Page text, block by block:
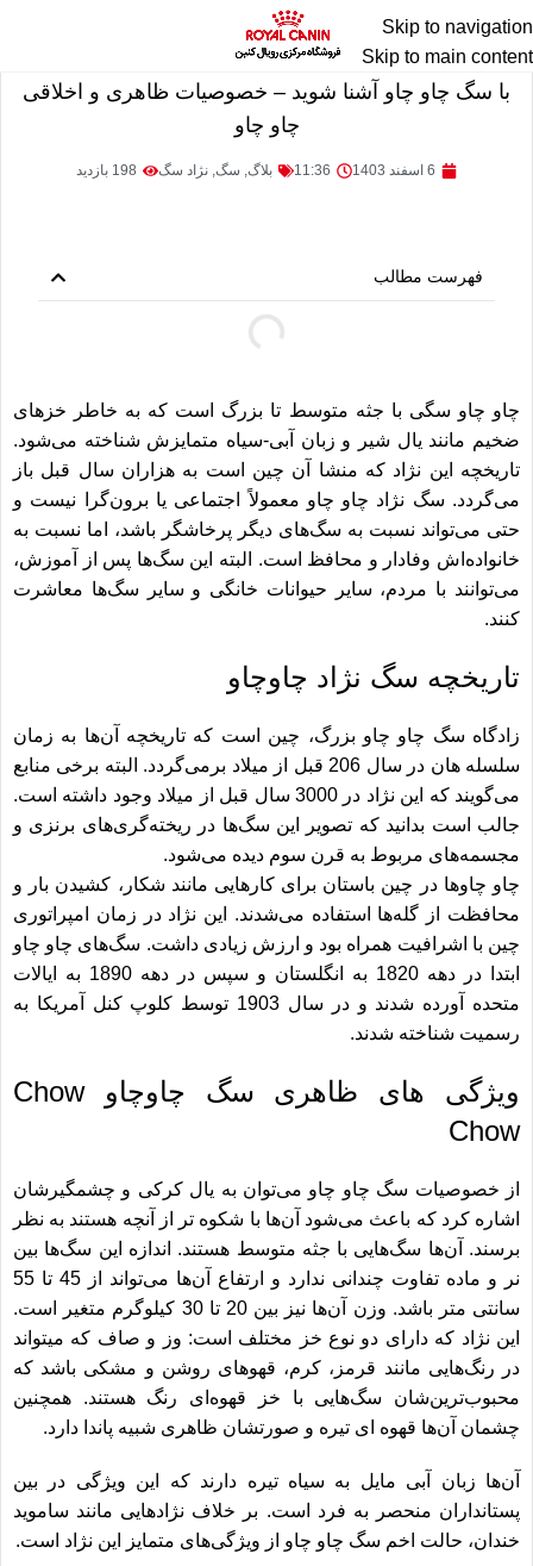
Skip to navigation
Skip to main content
با سگ چاو چاو آشنا شوید – خصوصیات ظاهری و اخلاقی
چاو چاو
6 اسفند 1403 11:36 بلاگ, سگ, نژاد سگ 198 بازدید
فهرست مطالب
چاو چاو سگی با جثه متوسط ​​تا بزرگ است که به خاطر خزهای
ضخیم مانند یال شیر و زبان آبی-سیاه متمایزش شناخته می‌شود.
تاریخچه این نژاد که منشا آن چین است به هزاران سال قبل باز
می‎‌گردد. سگ نژاد چاو چاو معمولاً اجتماعی یا برون‌گرا نیست و
حتی می‌تواند نسبت به سگ‌های دیگر پرخاشگر باشد، اما نسبت به
خانواده‌اش وفادار و محافظ است. البته این سگ‌‎ها پس از آموزش،
می‎‌توانند با مردم، سایر حیوانات خانگی و سایر سگ‌ها معاشرت
کنند.
تاریخچه سگ نژاد چاوچاو
زادگاه سگ چاو چاو بزرگ، چین است که تاریخچه آن‎‌ها به زمان
سلسله هان در سال 206 قبل از میلاد برمی‌گردد. البته برخی منابع
می‎‌گویند که این نژاد در 3000 سال قبل از میلاد وجود داشته است.
جالب است بدانید که تصویر این سگ‌ها در ریخته‌گری‌های برنزی و
مجسمه‌های مربوط به قرن سوم دیده می‌شود.
چاو چاوها در چین باستان برای کارهایی مانند شکار، کشیدن بار و
محافظت از گله‌ها استفاده می‎‌شدند. این نژاد در زمان امپراتوری
چین با اشرافیت همراه بود و ارزش زیادی داشت. سگ‌‎های چاو چاو
ابتدا در دهه 1820 به انگلستان و سپس در دهه 1890 به ایالات
متحده آورده شدند و در سال 1903 توسط کلوپ کنل آمریکا به
رسمیت شناخته شدند.
ویژگی های ظاهری سگ چاوچاو Chow
Chow
از خصوصیات سگ چاو چاو می‌توان به یال کرکی و چشمگیرشان
اشاره کرد که باعث می‎‌شود آن‌ها با شکوه تر از آنچه هستند به نظر
برسند. آن‌ها سگ‌هایی با جثه متوسط ​​هستند. اندازه این سگ‌‎ها بین
نر و ماده تفاوت چندانی ندارد و ارتفاع آن‌ها می‎‌تواند از 45 تا 55
سانتی متر باشد. وزن آن‌ها نیز بین 20 تا 30 کیلوگرم متغیر است.
این نژاد که دارای دو نوع خز مختلف است: وز و صاف که می‎تواند
در رنگ‌ها‎‌یی مانند قرمز، کرم، قهوه‎ای روشن و مشکی باشد که
محبوب‌ترین‌شان سگ‌هایی با خز قهوه‌ای رنگ هستند. همچنین
چشمان آن‌ها قهوه ای تیره و صورتشان ظاهری شبیه پاندا دارد.
آن‌ها زبان آبی مایل به سیاه تیره دارند که این ویژگی در بین
پستانداران منحصر به فرد است. بر خلاف نژادهایی مانند ساموید
خندان، حالت اخم سگ چاو چاو از ویژگی‌ها‎‌ی متمایز این نژاد است.